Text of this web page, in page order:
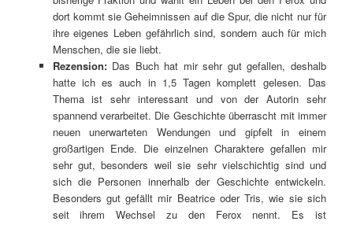
dort kommt sie Geheimnissen auf die Spur, die nicht nur für
ihre eigenes Leben gefährlich sind, sondern auch für mich
Menschen, die sie liebt.
Rezension: Das Buch hat mir sehr gut gefallen, deshalb
hatte ich es auch in 1,5 Tagen komplett gelesen. Das
Thema ist sehr interessant und von der Autorin sehr
spannend verarbeitet. Die Geschichte überrascht mit immer
neuen unerwarteten Wendungen und gipfelt in einem
großartigen Ende. Die einzelnen Charaktere gefallen mir
sehr gut, besonders weil sie sehr vielschichtig sind und
sich die Personen innerhalb der Geschichte entwickeln.
Besonders gut gefällt mir Beatrice oder Tris, wie sie sich
seit ihrem Wechsel zu den Ferox nennt. Es ist